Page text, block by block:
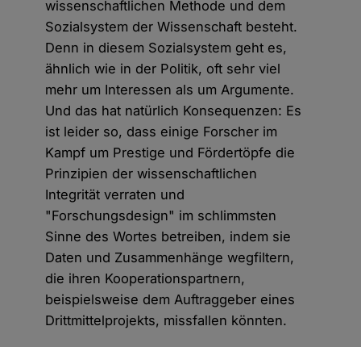
wissenschaftlichen Methode und dem
Sozialsystem der Wissenschaft besteht.
Denn in diesem Sozialsystem geht es,
ähnlich wie in der Politik, oft sehr viel
mehr um Interessen als um Argumente.
Und das hat natürlich Konsequenzen: Es
ist leider so, dass einige Forscher im
Kampf um Prestige und Fördertöpfe die
Prinzipien der wissenschaftlichen
Integrität verraten und
"Forschungsdesign" im schlimmsten
Sinne des Wortes betreiben, indem sie
Daten und Zusammenhänge wegfiltern,
die ihren Kooperationspartnern,
beispielsweise dem Auftraggeber eines
Drittmittelprojekts, missfallen könnten.